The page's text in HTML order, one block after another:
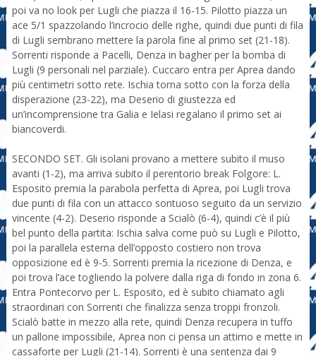
poi va no look per Lugli che piazza il 16-15. Pilotto piazza un
ace 5/1 spazzolando l’incrocio delle righe, quindi due punti di fila
di Lugli sembrano mettere la parola fine al primo set (21-18).
Sorrenti risponde a Pacelli, Denza in bagher per la bomba di
Lugli (9 personali nel parziale). Cuccaro entra per Aprea dando
più centimetri sotto rete. Ischia torna sotto con la forza della
disperazione (23-22), ma Deserio di giustezza ed
un’incomprensione tra Galia e Ielasi regalano il primo set ai
biancoverdi.
SECONDO SET. Gli isolani provano a mettere subito il muso
avanti (1-2), ma arriva subito il perentorio break Folgore: L.
Esposito premia la parabola perfetta di Aprea, poi Lugli trova
due punti di fila con un attacco sontuoso seguito da un servizio
vincente (4-2). Deserio risponde a Scialò (6-4), quindi c’è il più
bel punto della partita: Ischia salva come può su Lugli e Pilotto,
poi la parallela esterna dell’opposto costiero non trova
opposizione ed è 9-5. Sorrenti premia la ricezione di Denza, e
poi trova l’ace togliendo la polvere dalla riga di fondo in zona 6.
Entra Pontecorvo per L. Esposito, ed è subito chiamato agli
straordinari con Sorrenti che finalizza senza troppi fronzoli.
Scialò batte in mezzo alla rete, quindi Denza recupera in tuffo
un pallone impossibile, Aprea non ci pensa un attimo e mette in
cassaforte per Lugli (21-14). Sorrenti è una sentenza dai 9